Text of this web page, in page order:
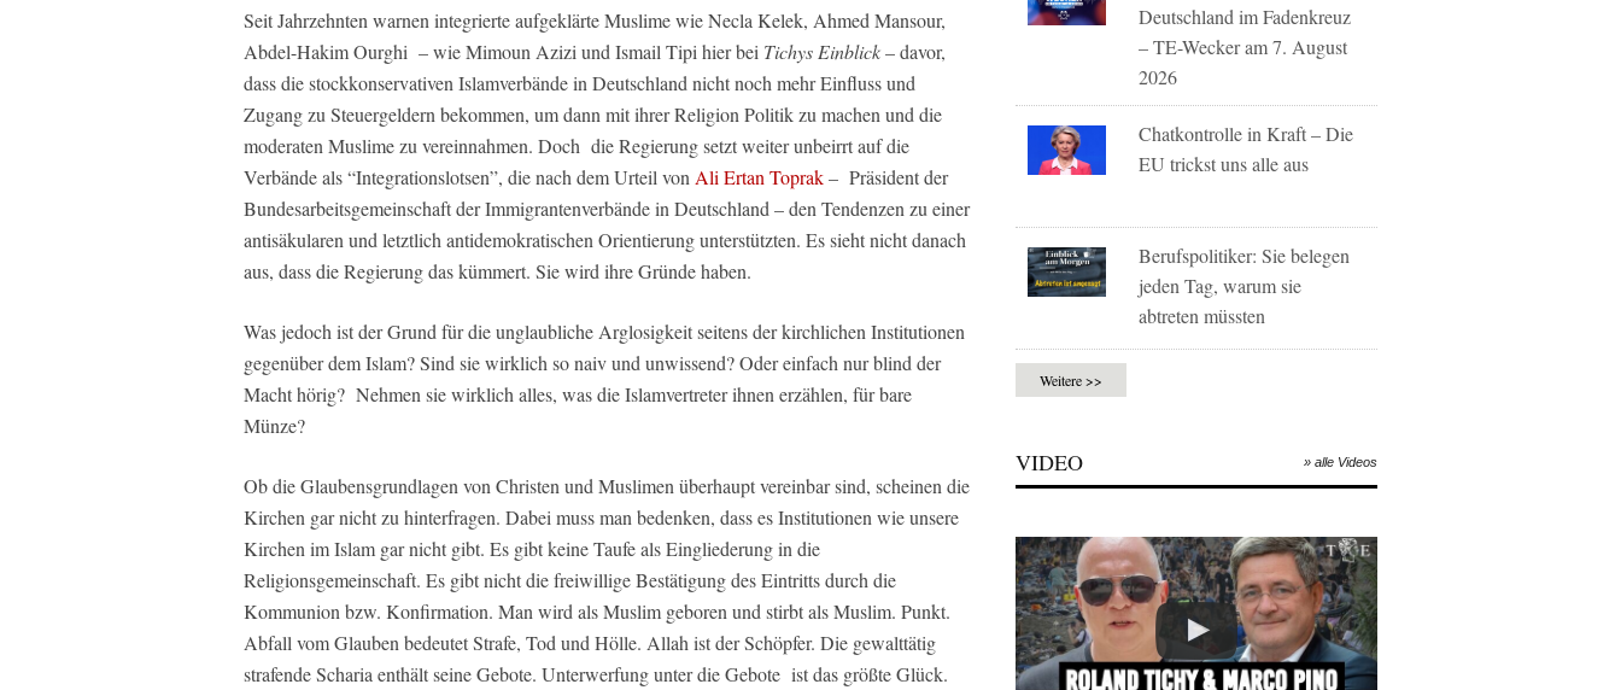
Seit Jahrzehnten warnen integrierte aufgeklärte Muslime wie Necla Kelek, Ahmed Mansour,
Abdel-Hakim Ourghi – wie Mimoun Azizi und Ismail Tipi hier bei Tichys Einblick– davor,
dass die stockkonservativen Islamverbände in Deutschland nicht noch mehr Einfluss und
Zugang zu Steuergeldern bekommen, um dann mit ihrer Religion Politik zu machen und die
moderaten Muslime zu vereinnahmen. Doch die Regierung setzt weiter unbeirrt auf die
Verbände als “Integrationslotsen”, die nach dem Urteil von Ali Ertan Toprak– Präsident der
Bundesarbeitsgemeinschaft der Immigrantenverbände in Deutschland – den Tendenzen zu einer
antisäkularen und letztlich antidemokratischen Orientierung unterstützten. Es sieht nicht danach
aus, dass die Regierung das kümmert. Sie wird ihre Gründe haben.
Was jedoch ist der Grund für die unglaubliche Arglosigkeit seitens der kirchlichen Institutionen
gegenüber dem Islam? Sind sie wirklich so naiv und unwissend? Oder einfach nur blind der
Macht hörig? Nehmen sie wirklich alles, was die Islamvertreter ihnen erzählen, für bare
Münze?
Ob die Glaubensgrundlagen von Christen und Muslimen überhaupt vereinbar sind, scheinen die
Kirchen gar nicht zu hinterfragen. Dabei muss man bedenken, dass es Institutionen wie unsere
Kirchen im Islam gar nicht gibt. Es gibt keine Taufe als Eingliederung in die
Religionsgemeinschaft. Es gibt nicht die freiwillige Bestätigung des Eintritts durch die
Kommunion bzw. Konfirmation. Man wird als Muslim geboren und stirbt als Muslim. Punkt.
Abfall vom Glauben bedeutet Strafe, Tod und Hölle. Allah ist der Schöpfer. Die gewalttätig
strafende Scharia enthält seine Gebote. Unterwerfung unter die Gebote ist das größte Glück.
Deutschland im Fadenkreuz
– TE-Wecker am 7. August
2026
Chatkontrolle in Kraft – Die
EU trickst uns alle aus
Berufspolitiker: Sie belegen
jeden Tag, warum sie
abtreten müssten
Weitere >>
VIDEO » alle Videos